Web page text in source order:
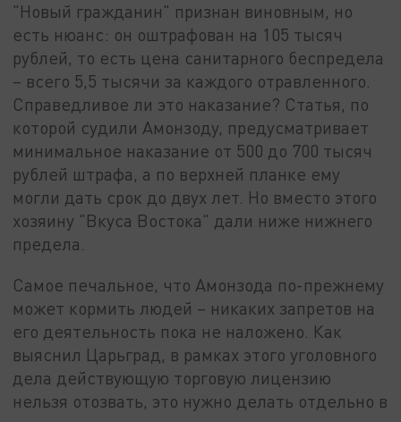
"Новый гражданин" признан виновным, но
есть нюанс: он оштрафован на 105 тысяч
рублей, то есть цена санитарного беспредела
– всего 5,5 тысячи за каждого отравленного.
Справедливое ли это наказание? Статья, по
которой судили Амонзоду, предусматривает
минимальное наказание от 500 до 700 тысяч
рублей штрафа, а по верхней планке ему
могли дать срок до двух лет. Но вместо этого
хозяину "Вкуса Востока" дали ниже нижнего
предела.
Самое печальное, что Амонзода по-прежнему
может кормить людей – никаких запретов на
его деятельность пока не наложено. Как
выяснил Царьград, в рамках этого уголовного
дела действующую торговую лицензию
нельзя отозвать, это нужно делать отдельно в